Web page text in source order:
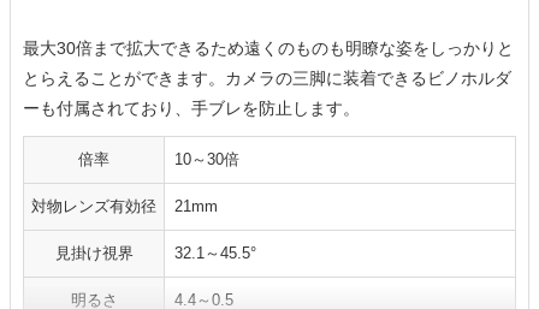
最大30倍まで拡大できるため遠くのものも明瞭な姿をしっかりと
とらえることができます。カメラの三脚に装着できるビノホルダ
ーも付属されており、手ブレを防止します。
倍率 10～30倍
対物レンズ有効径 21mm
見掛け視界 32.1～45.5°
明るさ 4.4～0.5